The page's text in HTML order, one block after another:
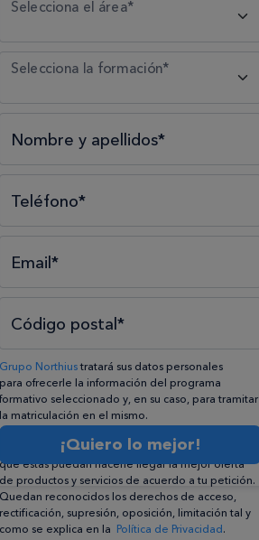
Selecciona el área*
Selecciona la formación*
Nombre y apellidos*
Teléfono*
Email*
Código postal*
Grupo Northiustratará sus datos personales
para ofrecerle la información del programa
formativo seleccionado y, en su caso, para tramitar
la matriculación en el mismo.
Compartiremos su solicitud con las empresas que
conforman elGrupo Northius, con el objeto de
que éstas puedan hacerle llegar la mejor oferta
de productos y servicios de acuerdo a tu petición.
Quedan reconocidos los derechos de acceso,
rectificación, supresión, oposición, limitación tal y
como se explica en la Política de Privacidad.
¡Quiero lo mejor!